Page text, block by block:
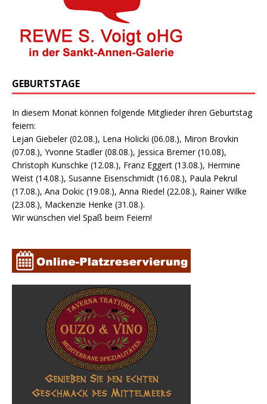
GEBURTSTAGE
In diesem Monat können folgende Mitglieder ihren Geburtstag
feiern:
Lejan Giebeler (02.08.), Lena Holicki (06.08.), Miron Brovkin
(07.08.), Yvonne Stadler (08.08.), Jessica Bremer (10.08),
Christoph Kunschke (12.08.), Franz Eggert (13.08.), Hermine
Weist (14.08.), Susanne Eisenschmidt (16.08.), Paula Pekrul
(17.08.), Ana Dokic (19.08.), Anna Riedel (22.08.), Rainer Wilke
(23.08.), Mackenzie Henke (31.08.).
Wir wünschen viel Spaß beim Feiern!